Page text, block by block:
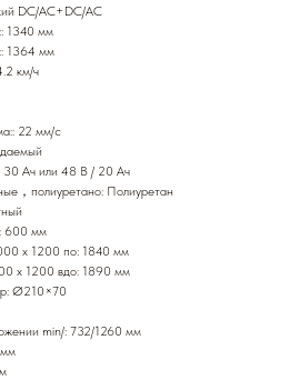
DC/AC+DC/AC
1340 мм
1364 мм
км/ч
22 мм/с
Ач или 48 В / 20 Ач
，полиуретано: Полиуретан
600 мм
x 1200 по: 1840 мм
х 1200 вдо: 1890 мм
Ø210×70
min/: 732/1260 мм